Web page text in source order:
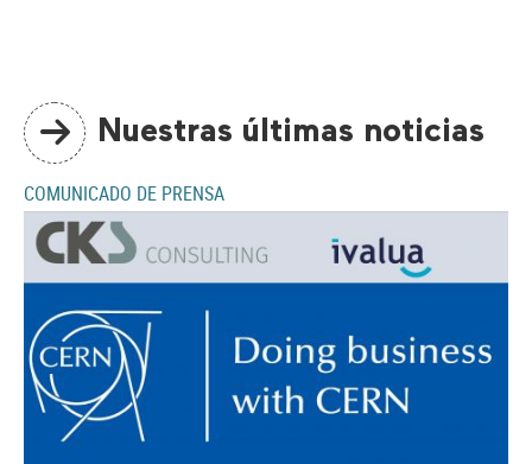
Nuestras últimas noticias
COMUNICADO DE PRENSA